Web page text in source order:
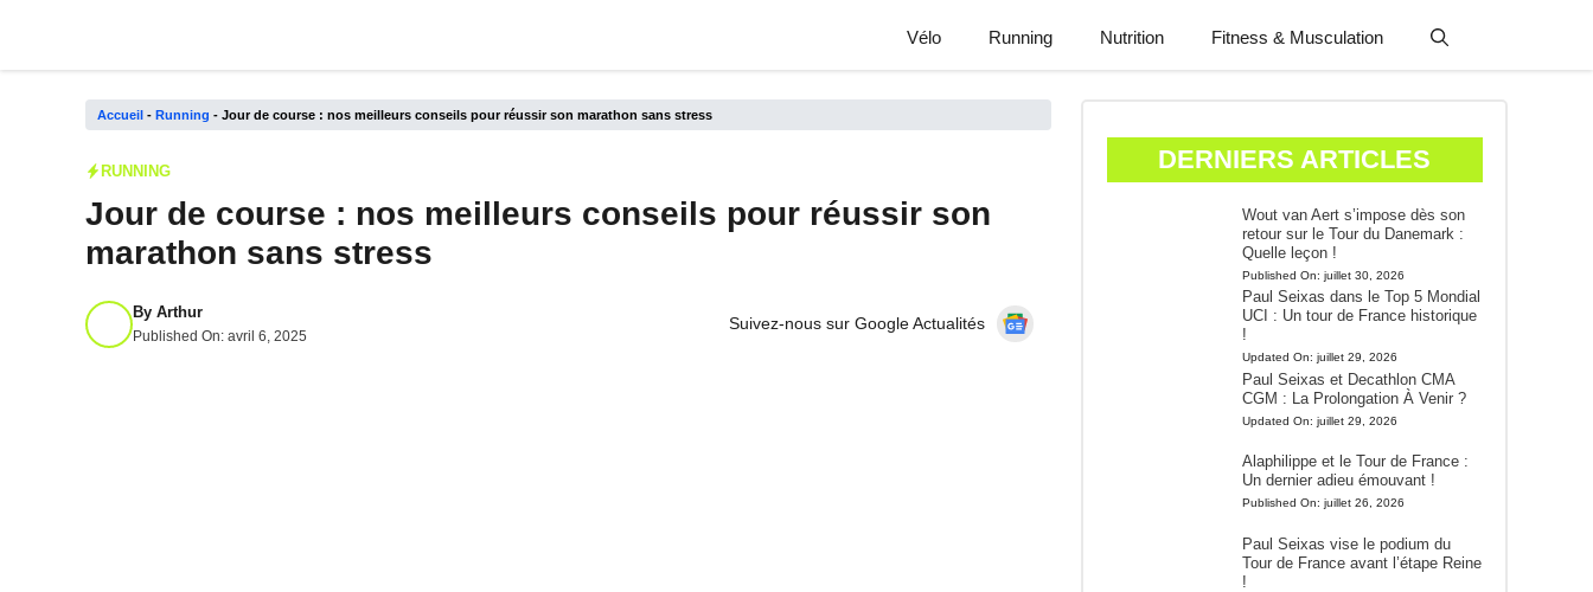
Vélo Running Nutrition Fitness & Musculation
Accueil - Running - Jour de course : nos meilleurs conseils pour réussir son marathon sans stress
RUNNING
Jour de course : nos meilleurs conseils pour réussir son
marathon sans stress
By Arthur
Published On: avril 6, 2025
Suivez-nous sur Google Actualités
DERNIERS ARTICLES
Wout van Aert s’impose dès son
retour sur le Tour du Danemark :
Quelle leçon !
Published On: juillet 30, 2026
Paul Seixas dans le Top 5 Mondial
UCI : Un tour de France historique
!
Updated On: juillet 29, 2026
Paul Seixas et Decathlon CMA
CGM : La Prolongation À Venir ?
Updated On: juillet 29, 2026
Alaphilippe et le Tour de France :
Un dernier adieu émouvant !
Published On: juillet 26, 2026
Paul Seixas vise le podium du
Tour de France avant l’étape Reine
!